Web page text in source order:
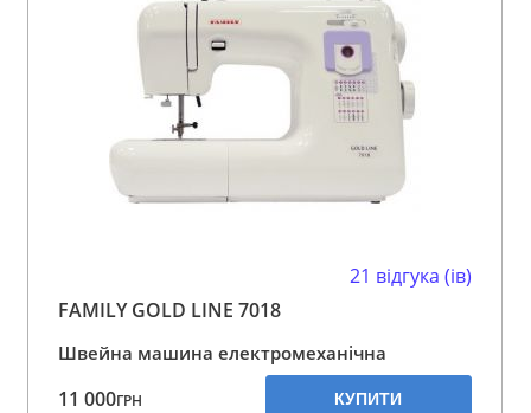
21 відгука (ів)
FAMILY GOLD LINE 7018
Швейна машина електромеханічна
11 000ГРН КУПИТИ